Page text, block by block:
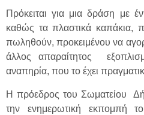
Πρόκειται για μια δράση με
καθώς τα πλαστικά
πωληθούν, προκειμένου να
άλλος απαραίτητος
αναπηρία, που το έχει
Η πρόεδρος του Σωματείου
την ενημερωτική εκπομπή